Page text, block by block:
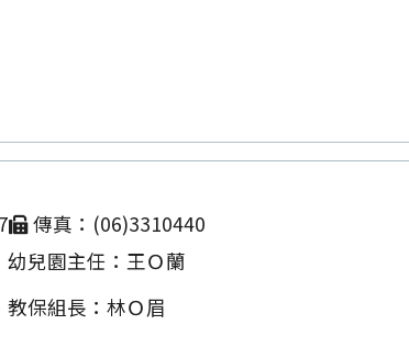
傳真：(06)3310440
幼兒園主任：王Ｏ蘭
教保組長：林Ｏ眉